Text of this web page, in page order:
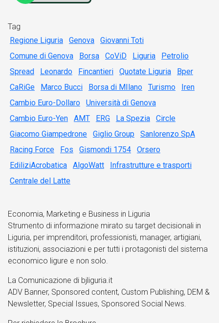
Tag
Regione Liguria
Genova
Giovanni Toti
Comune di Genova
Borsa CoViD Liguria
Petrolio
Spread
Leonardo Fincantieri Quotate Liguria
Bper
CaRiGe
Marco Bucci Borsa di MIlano Turismo
Iren
Cambio Euro-Dollaro
Università di Genova
Cambio Euro-Yen
AMT ERG La Spezia
Circle
Giacomo Giampedrone
Giglio Group
Sanlorenzo SpA
Racing Force
Fos Gismondi 1754
Orsero
EdiliziAcrobatica
AlgoWatt
Infrastrutture e trasporti
Centrale del Latte
Economia, Marketing e Business in Liguria
Strumento di informazione mirato su target decisionali in
Liguria, per imprenditori, professionisti, manager, artigiani,
istituzioni, associazioni e per tutti i protagonisti del sistema
economico ligure e non solo.
La Comunicazione di bjliguria.it
ADV Banner, Sponsored content, Custom Publishing, DEM &
Newsletter, Special Issues, Sponsored Social News.